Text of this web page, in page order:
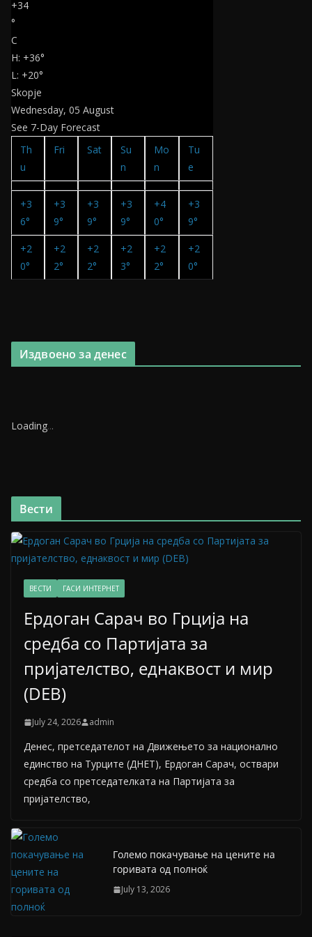
+34
°
C
H: +36°
L: +20°
Skopje
Wednesday, 05 August
See 7-Day Forecast
Th
u
Fri Sat
Su
n
Mo
n
Tu
e
+3
6°
+3
9°
+3
9°
+3
9°
+4
0°
+3
9°
+2
0°
+2
2°
+2
2°
+2
3°
+2
2°
+2
0°
Издвоено за денес
Loading...
Вести
ВЕСТИ ГАСИ ИНТЕРНЕТ
Ердоган Сарач во Грција на
средба со Партијата за
пријателство, еднаквост и мир
(DEB)
July 24, 2026 admin
Денес, претседателот на Движењето за национално
единство на Турците (ДНЕТ), Ердоган Сарач, оствари
средба со претседателката на Партијата за
пријателство,
Големо покачување на цените на
горивата од полноќ
July 13, 2026